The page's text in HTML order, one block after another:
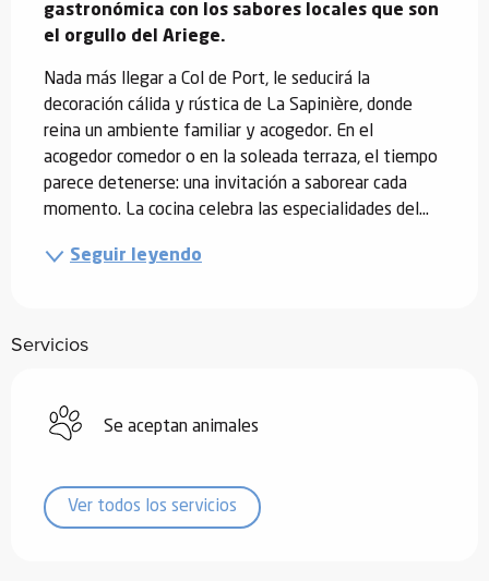
gastronómica con los sabores locales que son
el orgullo del Ariege.
Nada más llegar a Col de Port, le seducirá la
decoración cálida y rústica de La Sapinière, donde
reina un ambiente familiar y acogedor. En el
acogedor comedor o en la soleada terraza, el tiempo
parece detenerse: una invitación a saborear cada
momento. La cocina celebra las especialidades del...
Seguir leyendo
Servicios
Se aceptan animales
Ver todos los servicios